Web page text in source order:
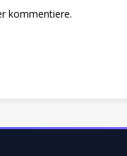
kommentiere.